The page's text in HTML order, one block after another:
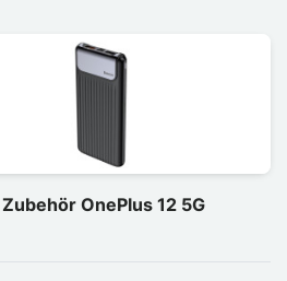
Zubehör OnePlus 12 5G